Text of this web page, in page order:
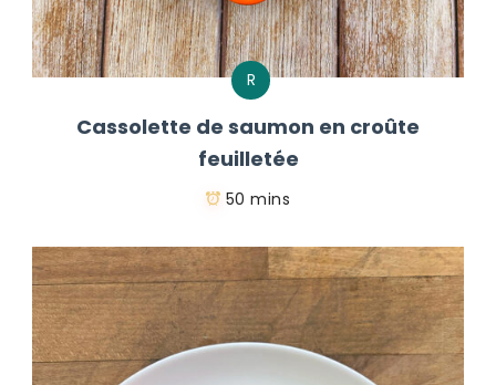
R
Cassolette de saumon en croûte
feuilletée
50 mins